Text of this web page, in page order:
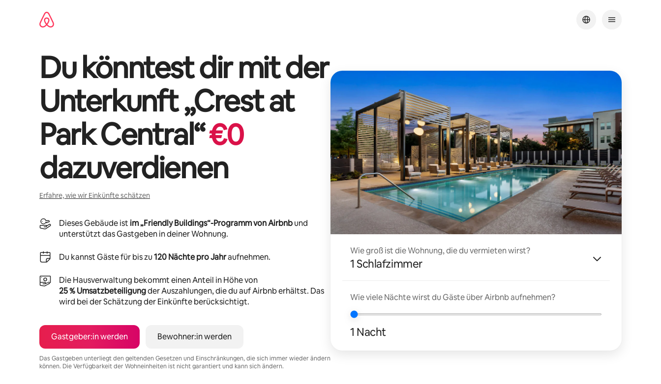
Du könntest dir mit der
Unterkunft „Crest at
Park Central“€0
dazuverdienen
Erfahre, wie wir Einkünfte schätzen
Dieses Gebäude ist im „Friendly Buildings“-Programm von Airbnbund
unterstützt das Gastgeben in deiner Wohnung.
Du kannst Gäste für bis zu120 Nächte pro Jahraufnehmen.
Die Hausverwaltung bekommt einen Anteil in Höhe von
25 % Umsatzbeteiligungder Auszahlungen, die du auf Airbnb erhältst. Das
wird bei der Schätzung der Einkünfte berücksichtigt.
Gastgeber:in werden Bewohner:in werden
Das Gastgeben unterliegt den geltenden Gesetzen und Einschränkungen, die sich immer wieder ändern
können. Die Verfügbarkeit der Wohneinheiten ist nicht garantiert und kann sich ändern.
Wie groß ist die Wohnung, die du vermieten wirst?
1 Schlafzimmer
Wie viele Nächte wirst du Gäste über Airbnb aufnehmen?
1 Nacht